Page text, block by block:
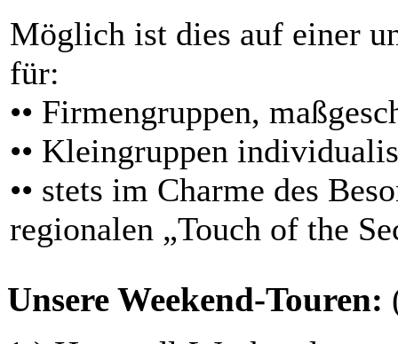
Möglich ist dies auf einer
für:
•• Firmengruppen,
•• Kleingruppen
•• stets im Charme des
regionalen „Touch of the
Unsere Weekend-Touren: